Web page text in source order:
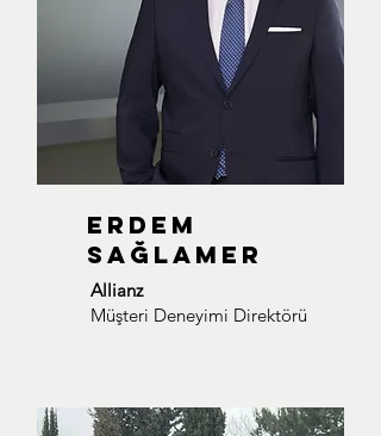
ERDEM
SAĞLAMER
Allianz
Müşteri Deneyimi Direktörü